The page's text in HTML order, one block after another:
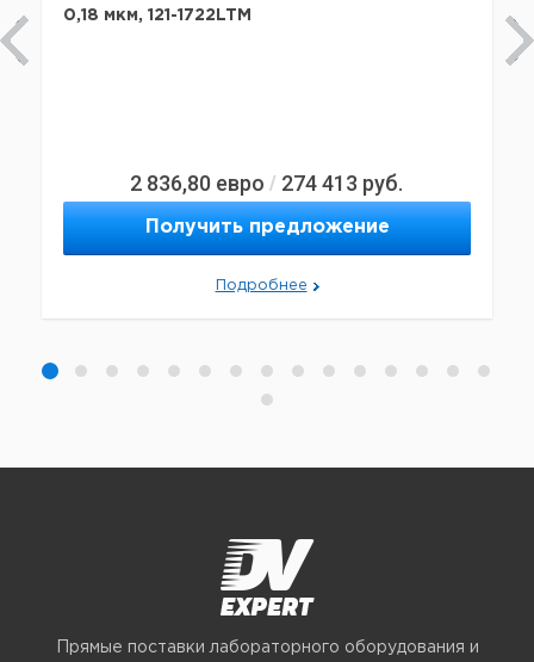
0,18 мкм, 121-1722LTM
2 836,80 евро / 274 413 руб.
Получить предложение
Подробнее
Прямые поставки лабораторного оборудования и